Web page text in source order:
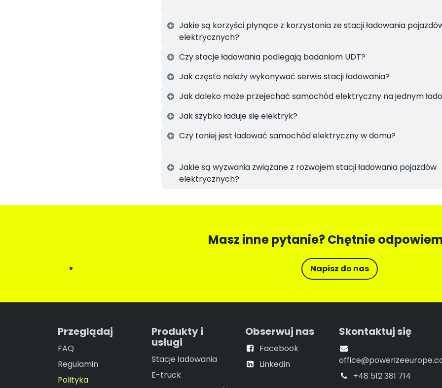
Jakie są korzyści płynące z korzystania ze stacji ładowania
elektrycznych?
Czy stacje ładowania podlegają badaniom UDT?
Jak często należy wykonywać serwis stacji ładowania?
Jak daleko może przejechać samochód elektryczny na jednym
Jak szybko ładuje się elektryk?
Czy taniej jest ładować samochód elektryczny w domu?
Jakie są wyzwania związane z rozwojem stacji ładowania pojazdów
elektrycznych?
Masz inne pytanie? Chętnie
Napisz do na​​s
Przeglądaj
FAQ
Regulamin
Polityka
Produkty i
usługi
Stacje ładowania
E-truck
Obserwuj nas
Facebook
Linkedin
Skontaktuj się
+48 512 381 714